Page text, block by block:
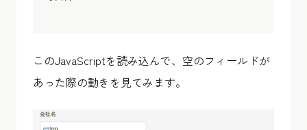
このJavaScriptを読み込んで、空のフィールドが
あった際の動きを見てみます。